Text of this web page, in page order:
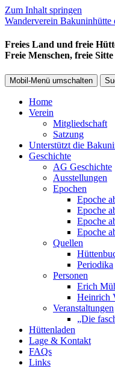
Zum Inhalt springen
Wanderverein Bakuninhütte
Freies Land und freie
Freie Menschen, freie
Mobil-Menü umschalten
Home
Verein
Mitgliedschaft
Satzung
Unterstützt die
Geschichte
AG Geschichte
Ausstellungen
Epochen
Epoche
Epoche
Epoche
Epoche
Quellen
Periodika
Personen
Erich
Heinrich
Veranstaltungen
„Die
Hüttenladen
Lage & Kontakt
FAQs
Links